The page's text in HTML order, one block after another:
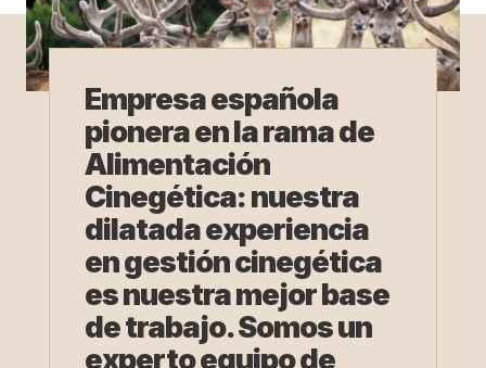
Empresa española
pionera en la rama de
Alimentación
Cinegética: nuestra
dilatada experiencia
en gestión cinegética
es nuestra mejor base
de trabajo. Somos un
experto equipo de